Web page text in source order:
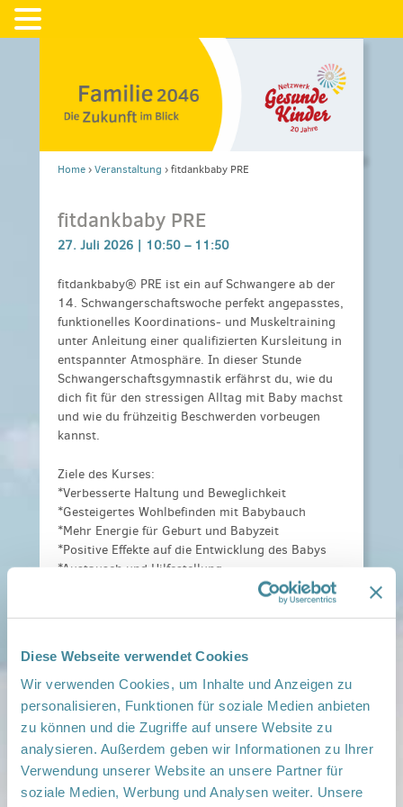
Diese Webseite verwendet Cookies
Wir verwenden Cookies, um Inhalte und Anzeigen zu
personalisieren, Funktionen für soziale Medien anbieten
zu können und die Zugriffe auf unsere Website zu
analysieren. Außerdem geben wir Informationen zu Ihrer
Verwendung unserer Website an unsere Partner für
soziale Medien, Werbung und Analysen weiter. Unsere
Home›Veranstaltung ›fitdankbaby PRE
fitdankbaby PRE
27. Juli 2026 | 10:50 – 11:50
fitdankbaby® PRE ist ein auf Schwangere ab der
14. Schwangerschaftswoche perfekt angepasstes,
funktionelles Koordinations- und Muskeltraining
unter Anleitung einer qualifizierten Kursleitung in
entspannter Atmosphäre. In dieser Stunde
Schwangerschaftsgymnastik erfährst du, wie du
dich fit für den stressigen Alltag mit Baby machst
und wie du frühzeitig Beschwerden vorbeugen
kannst.
Ziele des Kurses:
*Verbesserte Haltung und Beweglichkeit
*Gesteigertes Wohlbefinden mit Babybauch
*Mehr Energie für Geburt und Babyzeit
*Positive Effekte auf die Entwicklung des Babys
*Austausch und Hilfestellung
vanessa.drechsel@fitdankbaby.de
Veranstaltungsort:
MGH Lauchhammer, Alte Gartenstraße 24, 01979
Lauchhammer
› auf Google Maps anzeigen